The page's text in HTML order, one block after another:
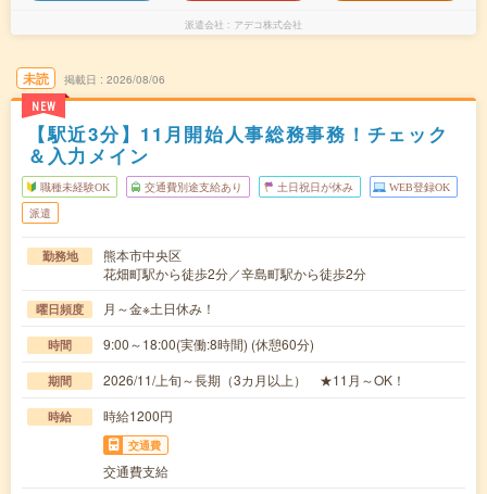
派遣会社 アデコ株式会社
未読
NEW
掲載日 2026/08/06
【駅近3分】11月開始人事総務事務！チェック
＆入力メイン
職種未経験OK 交通費別途支給あり 土日祝日が休み WEB登録OK
派遣
勤務地
熊本市中央区
花畑町駅から徒歩2分／辛島町駅から徒歩2分
曜日頻度 月～金※土日休み！
時間 9:00～18:00(実働:8時間) (休憩60分)
期間 2026/11/上旬～長期（3カ月以上） ★11月～OK！
時給 時給1200円
交通費
交通費支給